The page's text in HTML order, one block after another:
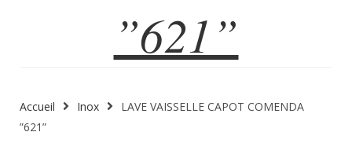
”621”
Accueil Inox
LAVE VAISSELLE CAPOT COMENDA
”621”